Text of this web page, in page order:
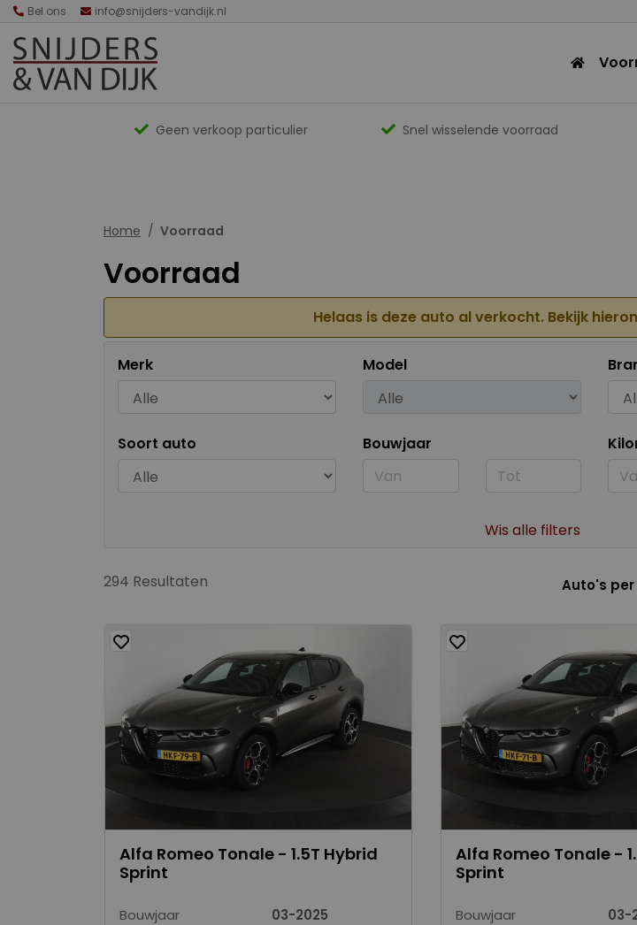
Bel ons info@snijders-vandijk.nl
Geen verkoop particulier Snel wisselende voorraad
Home Voorraad
Voorraad
Helaas is deze auto al verkocht. Bekijk
Merk Model
Soort auto Bouwjaar
Wis alle filters
294 Resultaten Auto's
Alfa Romeo Tonale - 1.5T Hybrid
Sprint
Bouwjaar
03-2025
Alfa Romeo Tonale -
Sprint
Bouwjaar
03-